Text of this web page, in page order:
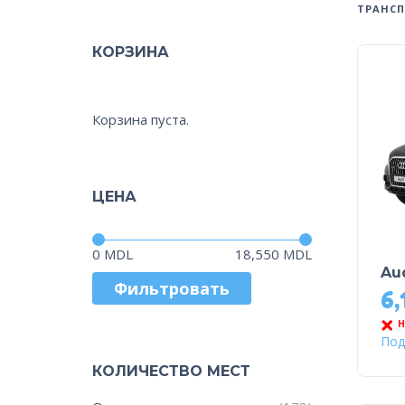
КОРЗИНА
Корзина пуста.
ЦЕНА
Фильтровать
0 MDL 18,550 MDL
КОЛИЧЕСТВО МЕСТ